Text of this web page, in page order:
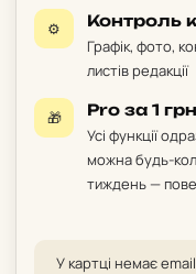
⚙️ Контроль
Графік, фото,
листів редакції
🎁 Pro за 1
Усі функції
можна будь-
тиждень —
У картці немає